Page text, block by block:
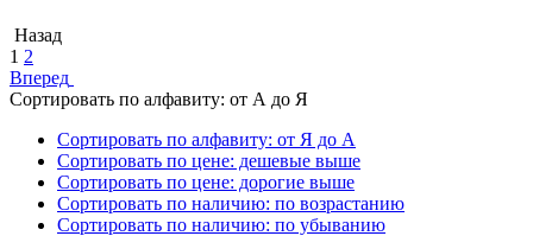
Назад
1 2
Вперед
Сортировать по алфавиту: от А до Я
Сортировать по алфавиту: от Я до А
Сортировать по цене: дешевые выше
Сортировать по цене: дорогие выше
Сортировать по наличию: по возрастанию
Сортировать по наличию: по убыванию